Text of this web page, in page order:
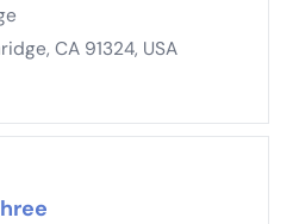
CA 91324, USA